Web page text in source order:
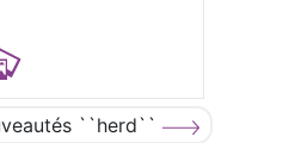
``herd``